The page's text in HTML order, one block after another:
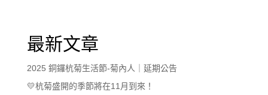
最新文章
2025 銅鑼杭菊生活節-菊內人｜延期公告
💛杭菊盛開的季節將在11月到來！